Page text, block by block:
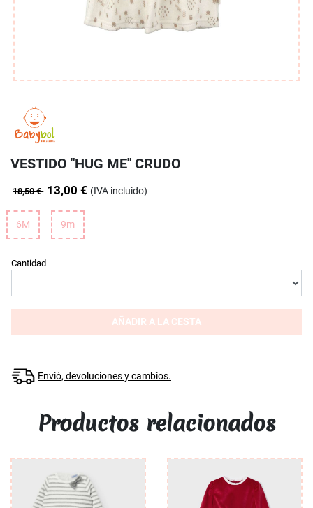
VESTIDO "HUG ME" CRUDO
18,50 € 13,00 € (IVA incluido)
6M 9m
Cantidad
AÑADIR A LA CESTA
Envió, devoluciones y cambios.
Productos relacionados